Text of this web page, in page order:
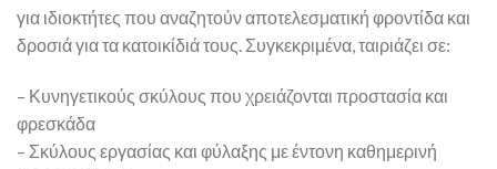
για ιδιοκτήτες που αναζητούν αποτελεσματική φροντίδα και
δροσιά για τα κατοικίδιά τους. Συγκεκριμένα, ταιριάζει σε:
– Κυνηγετικούς σκύλους που χρειάζονται προστασία και
φρεσκάδα
– Σκύλους εργασίας και φύλαξης με έντονη καθημερινή